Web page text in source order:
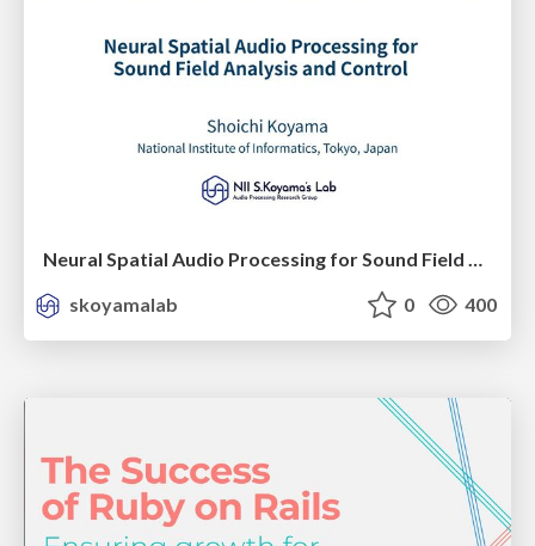
Neural Spatial Audio Processing for Sound Field Analysis and Control
skoyamalab
0 400